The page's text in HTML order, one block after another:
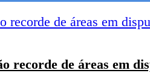
recorde de áreas em